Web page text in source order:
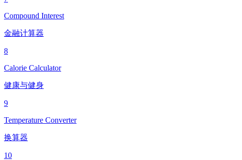
Compound Interest
金融计算器
8
Calorie Calculator
健康与健身
9
Temperature Converter
换算器
10